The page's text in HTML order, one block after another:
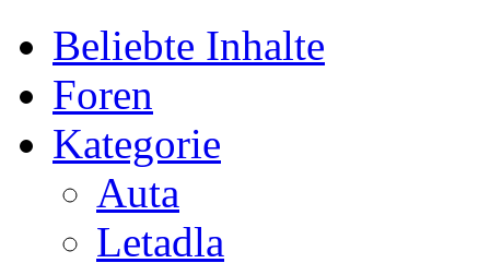
Beliebte Inhalte
Foren
Kategorie
Auta
Letadla